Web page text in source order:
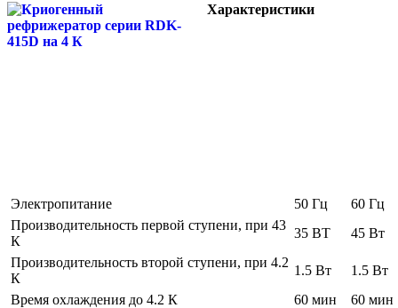
Характеристики
Электропитание 50 Гц
60 Гц
Производительность первой ступени, при 43
К
35 ВТ
45 Вт
Производительность второй ступени, при 4.2
К
1.5 Вт
1.5 Вт
Время охлаждения до 4.2 К
60 мин
60 мин